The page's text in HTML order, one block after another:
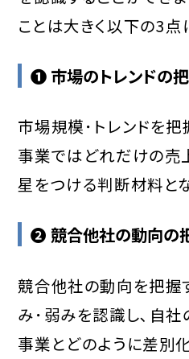
ことは大きく以下の3点
❶ 市場のトレンドの
市場規模･トレンドを
事業ではどれだけの売
星をつける判断材料と
❷ 競合他社の動向の
競合他社の動向を把握
み･弱みを認識し､自
事業とどのように差別